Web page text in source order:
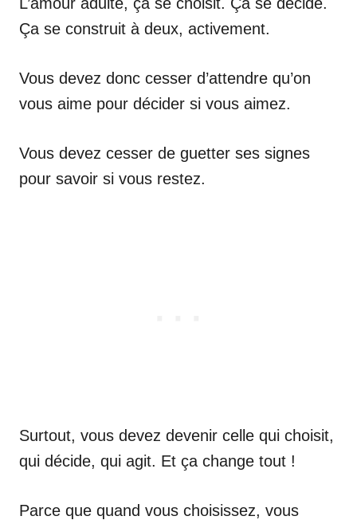
Ça se construit à deux, activement.
Vous devez donc cesser d’attendre qu’on
vous aime pour décider si vous aimez.
Vous devez cesser de guetter ses signes
pour savoir si vous restez.
Surtout, vous devez devenir celle qui choisit,
qui décide, qui agit. Et ça change tout !
Parce que quand vous choisissez, vous